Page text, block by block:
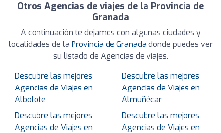
Otros Agencias de viajes de la Provincia de
Granada
A continuación te dejamos con algunas ciudades y
localidades de la Provincia de Granada donde puedes ver
su listado de Agencias de viajes.
Descubre las mejores
Agencias de Viajes en
Albolote
Descubre las mejores
Agencias de Viajes en
Almuñécar
Descubre las mejores
Agencias de Viajes en
Descubre las mejores
Agencias de Viajes en